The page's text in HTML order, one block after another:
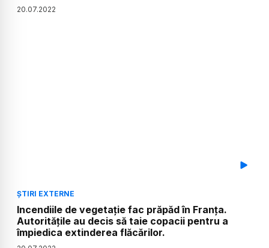
20.07.2022
ȘTIRI EXTERNE
Incendiile de vegetație fac prăpăd în Franța.
Autoritățile au decis să taie copacii pentru a
împiedica extinderea flăcărilor.